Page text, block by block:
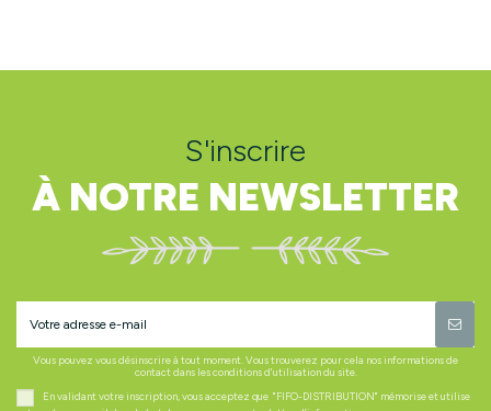
S'inscrire
À NOTRE NEWSLETTER
Vous pouvez vous désinscrire à tout moment. Vous trouverez pour cela nos informations de
contact dans les conditions d'utilisation du site.
En validant votre inscription, vous acceptez que "FIFO-DISTRIBUTION" mémorise et utilise